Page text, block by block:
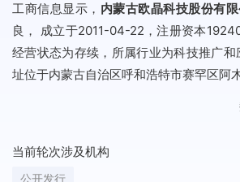
工商信息显示， 内蒙古欧晶科技股份有
良， 成立于2011-04-22，注册资本
经营状态为存续，所属行业为科技推广
址位于内蒙古自治区呼和浩特市赛罕区阿
当前轮次涉及机构
公开发行